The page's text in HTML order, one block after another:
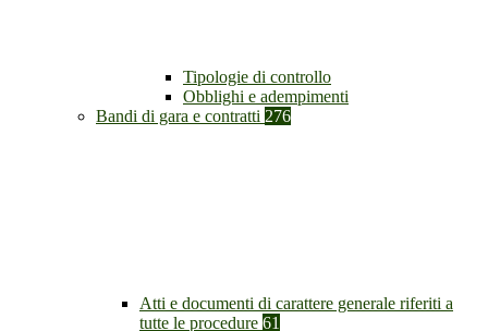
Tipologie di controllo
Obblighi e adempimenti
Bandi di gara e contratti 276
Atti e documenti di carattere generale riferiti a
tutte le procedure 61